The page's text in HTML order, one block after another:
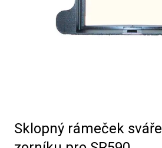
Sklopný rámeček